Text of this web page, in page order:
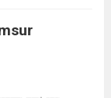
ভীষণ